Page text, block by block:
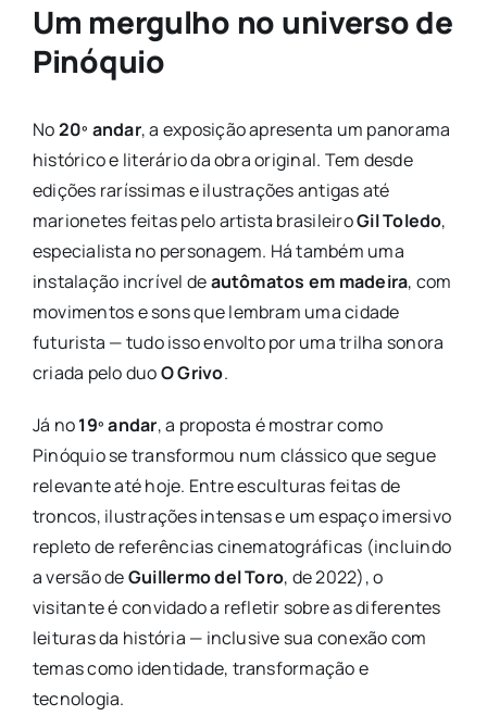
Um mergulho no universo de
Pinóquio
No20º andar, a exposição apresenta um panorama
histórico e literário da obra original. Tem desde
edições raríssimas e ilustrações antigas até
marionetes feitas pelo artista brasileiroGil Toledo,
especialista no personagem. Há também uma
instalação incrível deautômatos em madeira, com
movimentos e sons que lembram uma cidade
futurista — tudo isso envolto por uma trilha sonora
criada pelo duoO Grivo.
Já no19º andar, a proposta é mostrar como
Pinóquio se transformou num clássico que segue
relevante até hoje. Entre esculturas feitas de
troncos, ilustrações intensas e um espaço imersivo
repleto de referências cinematográficas (incluindo
a versão deGuillermo del Toro, de 2022), o
visitante é convidado a refletir sobre as diferentes
leituras da história — inclusive sua conexão com
temas como identidade, transformação e
tecnologia.